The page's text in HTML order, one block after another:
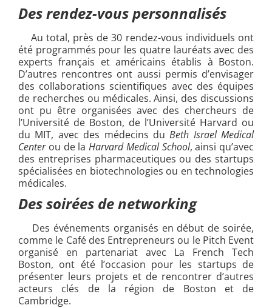
Desrendez-vous personnalisés
Au total, près de 30 rendez-vous individuels ont
été programmés pour les quatre lauréats avec des
experts français et américains établis à Boston.
D’autres rencontres ont aussi permis d’envisager
des collaborations scientifiques avec des équipes
de recherches ou médicales. Ainsi, des discussions
ont pu être organisées avec des chercheurs de
l’Université de Boston, de l’Université Harvard ou
du MIT, avec des médecins duBeth Israel Medical
Centerou de la Harvard Medical School, ainsi qu’avec
des entreprises pharmaceutiques ou des startups
spécialisées en biotechnologies ou en technologies
médicales.
Des soirées de networking
Des événements organisés en début de soirée,
comme le Café des Entrepreneurs ou le Pitch Event
organisé en partenariat avec La French Tech
Boston, ont été l’occasion pour les startups de
présenter leurs projets et de rencontrer d’autres
acteurs clés de la région de Boston et de
Cambridge.